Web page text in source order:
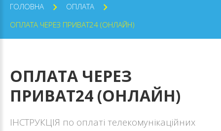
ГОЛОВНА
ОПЛАТА
ОПЛАТА ЧЕРЕЗ ПРИВАТ24 (ОНЛАЙН)
ОПЛАТА ЧЕРЕЗ
ПРИВАТ24 (ОНЛАЙН)
ІНСТРУКЦІЯ по оплаті телекомунікаційних